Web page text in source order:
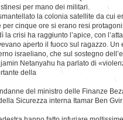
per mano dei militari.
la colonia satellite da cui
per cinque ore si erano resi
la crisi ha raggiunto l’apice, con
aperto il fuoco sul ragazzo.
israeliano, che sul sostegno
Netanyahu ha parlato di
della
del ministro delle Finanze
Sicurezza interna Itamar Ben